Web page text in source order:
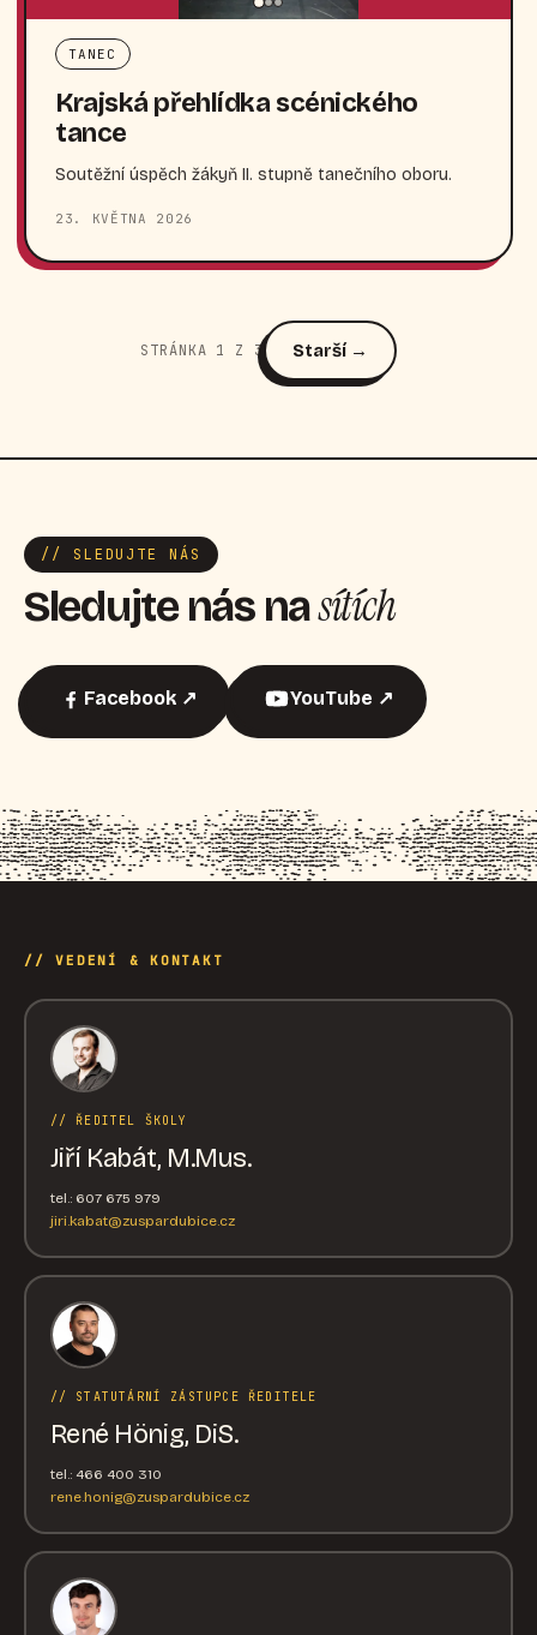
TANEC
Krajská přehlídka scénického
tance
Soutěžní úspěch žákyň II. stupně tanečního oboru.
23. KVĚTNA 2026
STRÁNKA 1 Z 3 Starší →
// SLEDUJTE NÁS
Sledujte nás nasítích
Facebook ↗ YouTube ↗
// VEDENÍ & KONTAKT
// ŘEDITEL ŠKOLY
Jiří Kabát, M.Mus.
tel.: 607 675 979
jiri.kabat@zuspardubice.cz
// STATUTÁRNÍ ZÁSTUPCE ŘEDITELE
René Hönig, DiS.
tel.: 466 400 310
rene.honig@zuspardubice.cz